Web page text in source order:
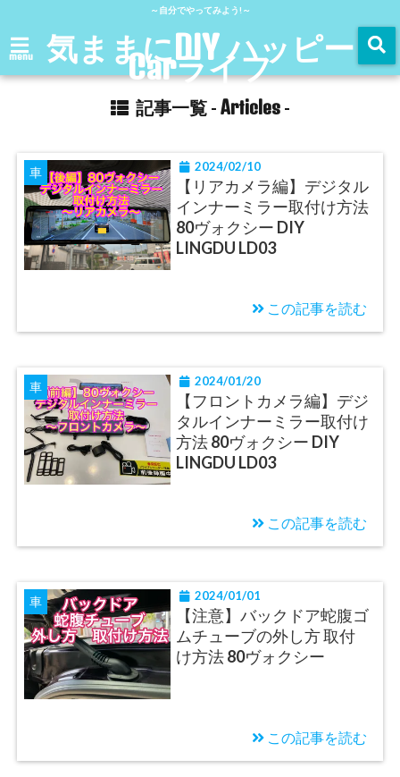
～自分でやってみよう!～
menu 気ままにDIY ハッピー
Carライフ
記事一覧 - Articles-
車 2024/02/10
【リアカメラ編】デジタル
インナーミラー取付け方法
80ヴォクシー DIY
LINGDU LD03
この記事を読む
車 2024/01/20
【フロントカメラ編】デジ
タルインナーミラー取付け
方法 80ヴォクシー DIY
LINGDU LD03
この記事を読む
車 2024/01/01
【注意】バックドア蛇腹ゴ
ムチューブの外し方 取付
け方法 80ヴォクシー
この記事を読む